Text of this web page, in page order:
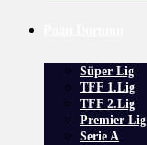
Süper Lig
TFF 1.Lig
TFF 2.Lig
Premier Lig
Serie A